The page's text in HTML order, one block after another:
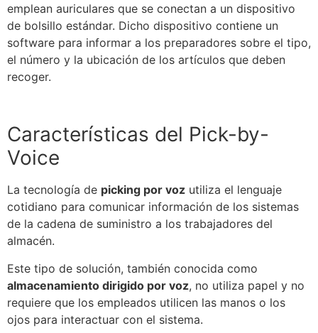
emplean auriculares que se conectan a un dispositivo
de bolsillo estándar. Dicho dispositivo contiene un
software para informar a los preparadores sobre el tipo,
el número y la ubicación de los artículos que deben
recoger.
Características del Pick-by-
Voice
La tecnología de picking por voz utiliza el lenguaje
cotidiano para comunicar información de los sistemas
de la cadena de suministro a los trabajadores del
almacén.
Este tipo de solución, también conocida como
almacenamiento dirigido por voz, no utiliza papel y no
requiere que los empleados utilicen las manos o los
ojos para interactuar con el sistema.